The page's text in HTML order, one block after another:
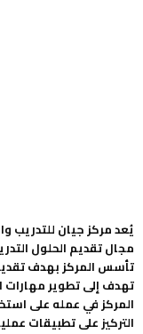
يُعد مركز جيان للتدريب
مجال تقديم الحلول
تأسس المركز بهدف
تهدف إلى تطوير مهارات
المركز في عمله على
التركيز على تطبيقات